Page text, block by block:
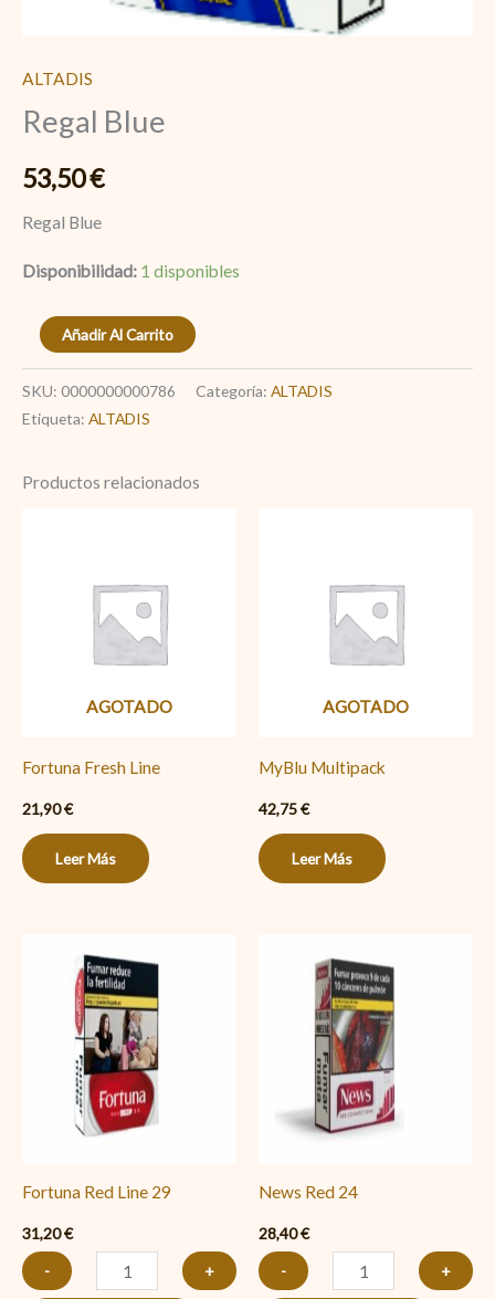
ALTADIS
Regal Blue
53,50€
Regal Blue
Disponibilidad: 1 disponibles
Añadir Al Carrito
SKU: 0000000000786 Categoría: ALTADIS
Etiqueta: ALTADIS
Productos relacionados
AGOTADO
Fortuna Fresh Line
21,90€
Leer Más
AGOTADO
MyBlu Multipack
42,75€
Leer Más
Fortuna Red Line 29
31,20€
-
Red
Line
29
cantidad
+
News Red 24
28,40€
-
Red
24
cantidad
+